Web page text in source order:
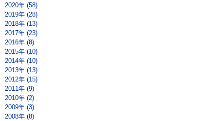
2020年 (58)
2019年 (28)
2018年 (13)
2017年 (23)
2016年 (8)
2015年 (10)
2014年 (10)
2013年 (13)
2012年 (15)
2011年 (9)
2010年 (2)
2009年 (3)
2008年 (8)